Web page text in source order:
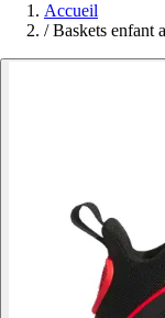
Accueil
/ Baskets enfant